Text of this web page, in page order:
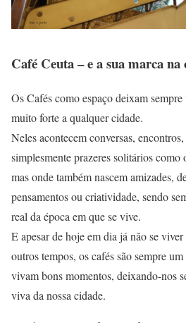
Café Ceuta – e a sua marca na
Os Cafés como espaço deixam
muito forte a qualquer cidade.
Neles acontecem conversas,
simplesmente prazeres solitários como
mas onde também nascem amizades,
pensamentos ou criatividade, sendo
real da época em que se vive.
E apesar de hoje em dia já não se
outros tempos, os cafés são sempre
vivam bons momentos, deixando-nos
viva da nossa cidade.